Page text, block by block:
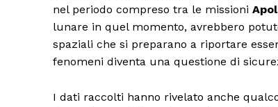
nel periodo compreso tra le missioni
lunare in quel momento, avrebbero
spaziali che si preparano a riportare
fenomeni diventa una questione di
I dati raccolti hanno rivelato anche